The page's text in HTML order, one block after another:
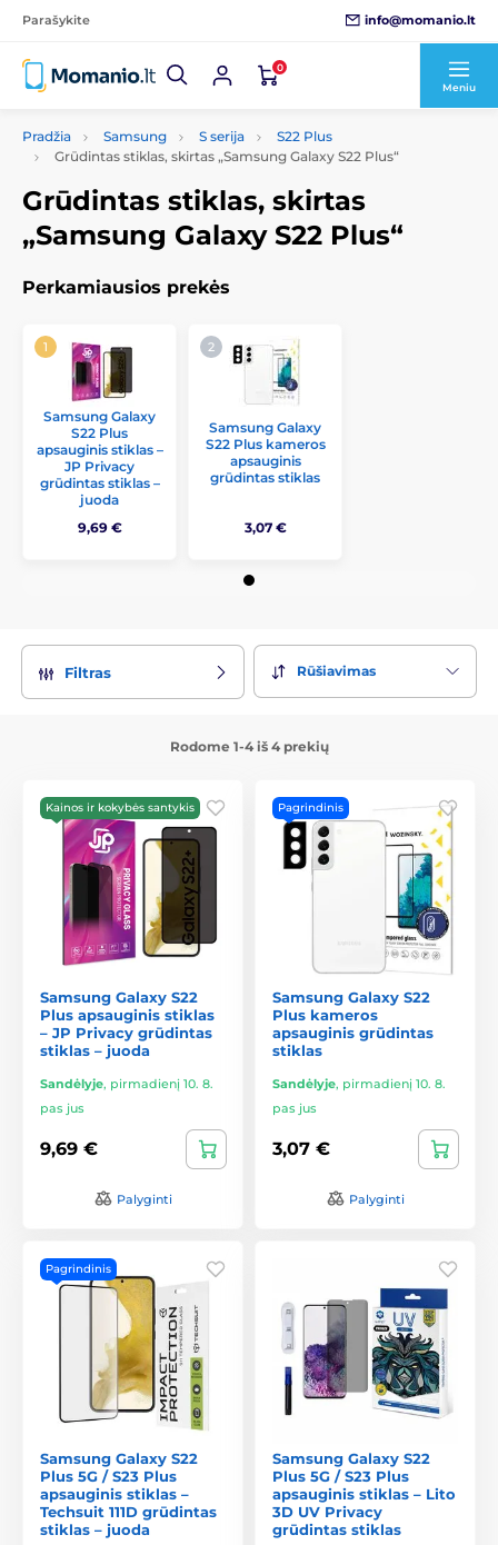
Parašykite info@momanio.lt
0
Meniu
Pradžia Samsung S serija
S22 Plus
Grūdintas stiklas, skirtas „Samsung Galaxy S22 Plus“
Grūdintas stiklas, skirtas
„Samsung Galaxy S22 Plus“
Perkamiausios prekės
Samsung Galaxy
S22 Plus
apsauginis stiklas –
JP Privacy
grūdintas stiklas –
juoda
9,69 €
Samsung Galaxy
S22 Plus kameros
apsauginis
grūdintas stiklas
3,07 €
Filtras Rūšiavimas
Rodome 1-4 iš 4 prekių
Kainos ir kokybės santykis
Samsung Galaxy S22
Plus apsauginis stiklas
– JP Privacy grūdintas
stiklas – juoda
Sandėlyje, pirmadienį 10. 8.
pas jus
9,69 €
Palyginti
Pagrindinis
Samsung Galaxy S22
Plus kameros
apsauginis grūdintas
stiklas
Sandėlyje, pirmadienį 10. 8.
pas jus
3,07 €
Palyginti
Pagrindinis
Samsung Galaxy S22
Plus 5G / S23 Plus
apsauginis stiklas –
Techsuit 111D grūdintas
stiklas – juoda
Samsung Galaxy S22
Plus 5G / S23 Plus
apsauginis stiklas – Lito
3D UV Privacy
grūdintas stiklas